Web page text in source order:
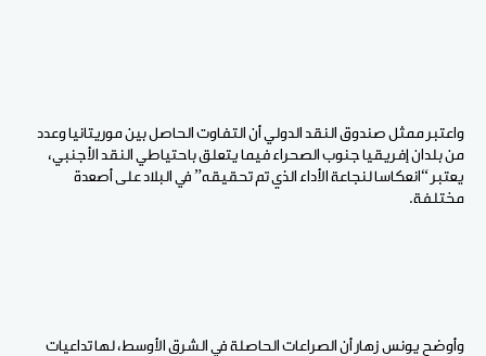
واعتبر ممثل صندوق النقد الدولي أن التفاوت الحاصل بين موريتانيا وعدد
من بلدان إفريقيا جنوب الصحراء فيما يتعلق باحتياطي النقد الأجنبي،
يعتبر “انعكاسا لنجاعة الأداء الذي تم تحقيقه” في البلاد على أصعدة
مختلفة.
وأوضح يونس زهار أن الصراعات الحاصلة في الشرق الأوسط، لها تداعيات